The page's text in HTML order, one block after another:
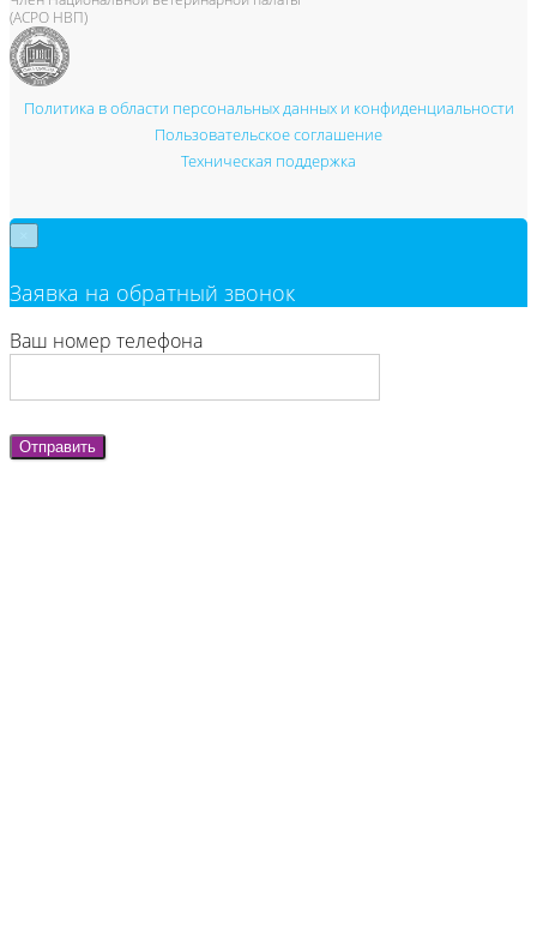
(АСРО НВП)
Политика в области персональных данных и конфиденциальности
Пользовательское соглашение
Техническая поддержка
Заявка на обратный звонок
Ваш номер телефона
Отправить